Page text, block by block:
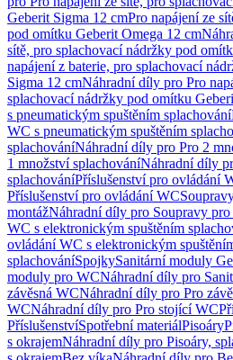
Geberit Sigma 12 cmPro napájení ze
pod omítku Geberit Omega 12 cm
sítě, pro splachovací nádržky pod
napájení z baterie, pro splachovací
Sigma 12 cmNáhradní díly pro Pro
splachovací nádržky pod omítku
s pneumatickým spuštěním splachování
WC s pneumatickým spuštěním
splachováníNáhradní díly pro Pro 2
1 množství splachováníNáhradní díly
splachováníPříslušenství pro ovládání
Příslušenství pro ovládání WC
montážNáhradní díly pro Soupravy
WC s elektronickým spuštěním
ovládání WC s elektronickým
splachováníSpojkySanitární moduly
moduly pro WCNáhradní díly pro
závěsná WCNáhradní díly pro Pro
WCNáhradní díly pro Pro stojící WC
PříslušenstvíSpotřební materiálPisoáry
s okrajemNáhradní díly pro Pisoáry,